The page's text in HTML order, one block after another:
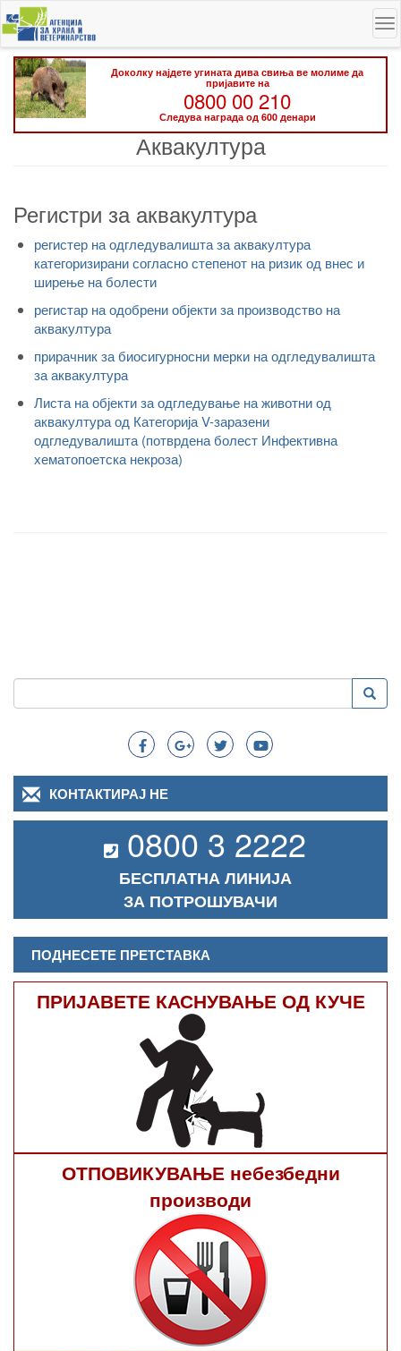
Skip
to
main
content
Доколку најдете угината дива свиња ве молиме да
пријавите на
0800 00 210
Следува награда од 600 денари
Аквакултура
Регистри за аквакултура
регистер на одгледувалишта за аквакултура
категоризирани согласно степенот на ризик од внес и
ширење на болести
регистар на одобрени објекти за производство на
аквакултура
прирачник за биосигурносни мерки на одгледувалишта
за аквакултура
Листа на објекти за одгледување на животни од
аквакултура од Категорија V-заразени
одгледувалишта (потврдена болест Инфективна
хематопоетска некроза)
Search
Пребарување
КОНТАКТИРАЈ НЕ
0800 3 2222
БЕСПЛАТНА ЛИНИЈА
ЗА ПОТРОШУВАЧИ
ПОДНЕСЕТЕ ПРЕТСТАВКА
ПРИЈАВЕТЕ КАСНУВАЊЕ ОД КУЧЕ
ОТПОВИКУВАЊЕ небезбедни
производи